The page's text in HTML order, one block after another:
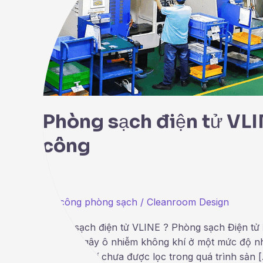
Phòng sạch điện tử
công
Thi công phòng sạch / Cleanroom Design
Phòng sạch điện tử VLINE ? Phòng sạch Điện
các chất gây ô nhiễm không khí ở một mức độ
từ không khí chưa được lọc trong quá trình sản
thiết
kế
thi
công